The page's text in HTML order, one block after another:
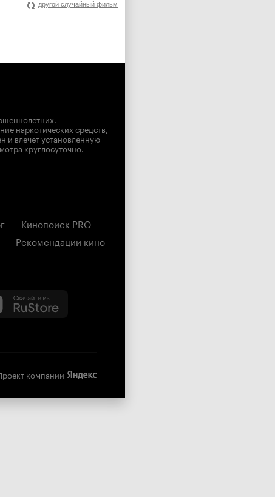
другой случайный фильм
наркотических средств,
и влечёт установленную
круглосуточно.
Кинопоиск PRO
Рекомендации кино
компании